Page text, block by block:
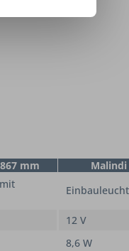
mm
Malindi
12 V
8,6 W